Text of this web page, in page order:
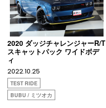
2020 ダッジチャレンジャーR/T
スキャットパック ワイドボデ
ィ
2022.10.25
TEST RIDE
BUBU / ミツオカ